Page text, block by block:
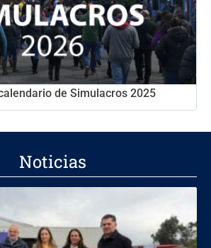
de Simulacros 2025
Noticias